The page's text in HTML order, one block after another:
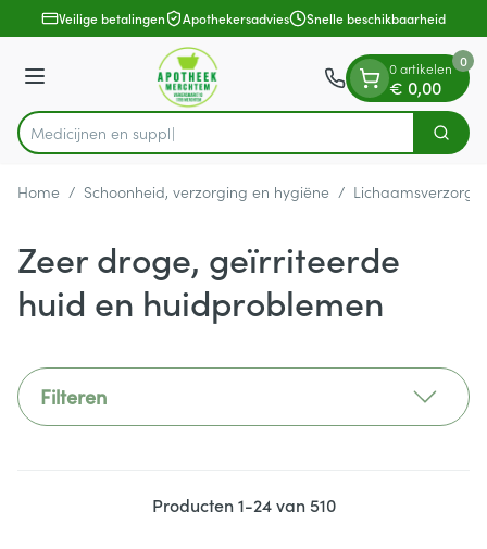
Ga naar de inhoud
1 van 1Veilige betalingen Apothekersadvies Snelle beschikbaarheid
Menu
Product, merk, categorie...
M Zoek
0 artikelen
€ 0,00
0
Home / Schoonheid, verzorging en hygiëne /
Zeer droge, geïrriteerde
huid en huidproblemen
Filteren
Producten1-24van510